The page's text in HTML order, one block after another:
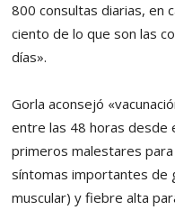
800 consultas diarias, en
ciento de lo que son las
días».
Gorla aconsejó
entre las 48 horas desde
primeros malestares
síntomas importantes de
muscular) y fiebre alta